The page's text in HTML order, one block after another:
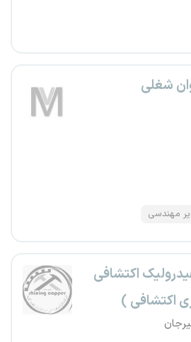
مهندسی
اکتشافی
اکتشافی )